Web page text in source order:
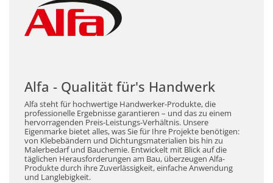
Alfa - Qualität für's Handwerk
Alfa steht für hochwertige Handwerker-Produkte, die
professionelle Ergebnisse garantieren – und das zu einem
hervorragenden Preis-Leistungs-Verhältnis. Unsere
Eigenmarke bietet alles, was Sie für Ihre Projekte benötigen:
von Klebebändern und Dichtungsmaterialien bis hin zu
Malerbedarf und Bauchemie. Entwickelt mit Blick auf die
täglichen Herausforderungen am Bau, überzeugen Alfa-
Produkte durch ihre Zuverlässigkeit, einfache Anwendung
und Langlebigkeit.